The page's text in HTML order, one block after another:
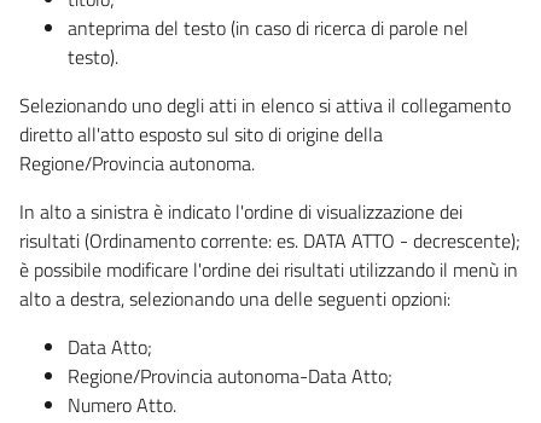
anteprima del testo (in caso di ricerca di parole nel
testo).
Selezionando uno degli atti in elenco si attiva il collegamento
diretto all'atto esposto sul sito di origine della
Regione/Provincia autonoma.
In alto a sinistra è indicato l'ordine di visualizzazione dei
risultati (Ordinamento corrente: es. DATA ATTO - decrescente);
è possibile modificare l'ordine dei risultati utilizzando il menù in
alto a destra, selezionando una delle seguenti opzioni:
Data Atto;
Regione/Provincia autonoma-Data Atto;
Numero Atto.